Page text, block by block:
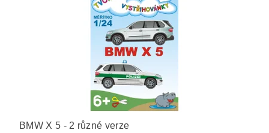
BMW X 5 - 2 různé verze